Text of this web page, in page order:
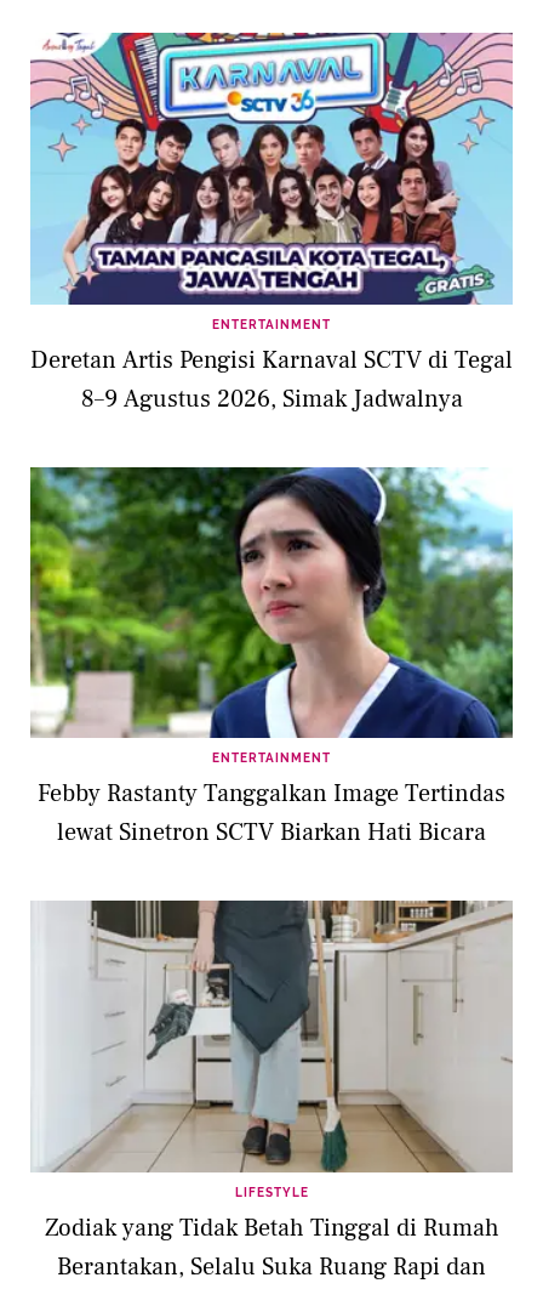
ENTERTAINMENT
Deretan Artis Pengisi Karnaval SCTV di Tegal
8–9 Agustus 2026, Simak Jadwalnya
ENTERTAINMENT
Febby Rastanty Tanggalkan Image Tertindas
lewat Sinetron SCTV Biarkan Hati Bicara
LIFESTYLE
Zodiak yang Tidak Betah Tinggal di Rumah
Berantakan, Selalu Suka Ruang Rapi dan